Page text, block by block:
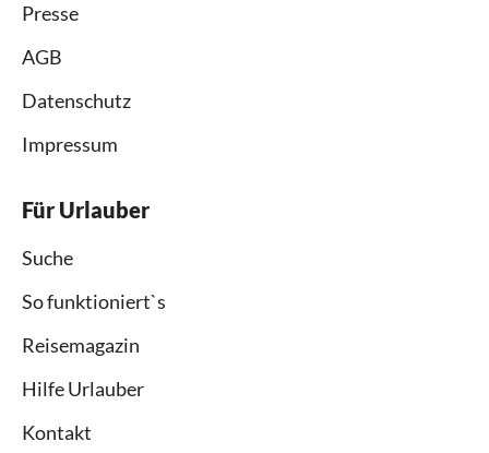
Presse
AGB
Datenschutz
Impressum
Für Urlauber
Suche
So funktioniert`s
Reisemagazin
Hilfe Urlauber
Kontakt